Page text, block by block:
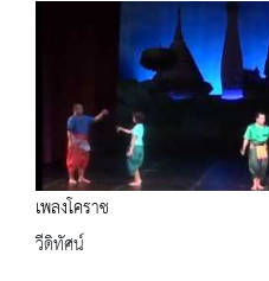
เพลงโคราช
วีดิทัศน์